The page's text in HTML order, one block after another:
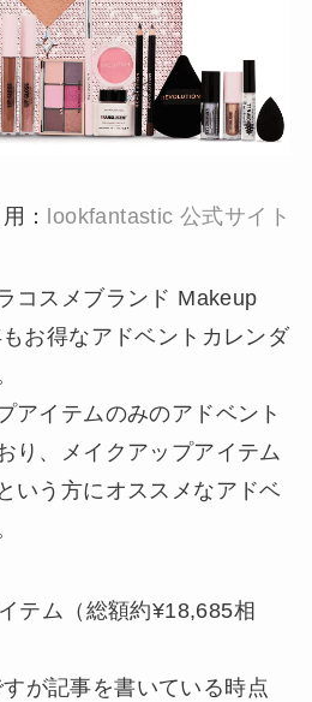
： lookfantastic 公式サイト
コスメブランド Makeup
お得なアドベントカレンダ
アイテムのみのアドベント
り、メイクアップアイテム
いう方にオススメなアドベ
テム（総額約¥18,685相
が記事を書いている時点